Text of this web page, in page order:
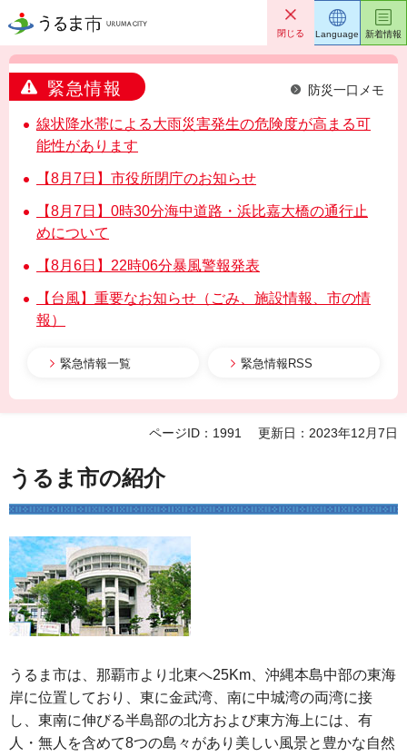
うるま市 閉じる
緊急情報 防災一口メモ
線状降水帯による大雨災害発生の危険度が高まる可
能性があります
【8月7日】市役所閉庁のお知らせ
【8月7日】0時30分海中道路・浜比嘉大橋の通行止
めについて
【8月6日】22時06分暴風警報発表
【台風】重要なお知らせ（ごみ、施設情報、市の情
報）
緊急情報一覧 緊急情報RSS
Language 新着情報
ページID：1991 更新日：2023年12月7日
うるま市の紹介
うるま市は、那覇市より北東へ25Km、沖縄本島中部の東海
岸に位置しており、東に金武湾、南に中城湾の両湾に接
し、東南に伸びる半島部の北方および東方海上には、有
人・無人を含めて8つの島々があり美しい風景と豊かな自然